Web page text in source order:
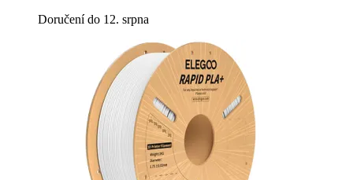
Doručení do 12. srpna